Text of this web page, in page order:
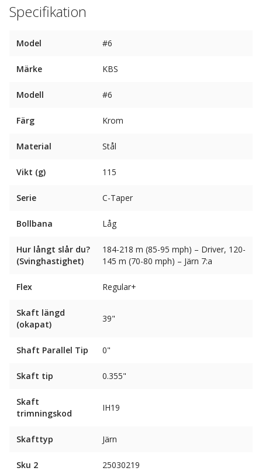
Specifikation
Model #6
Märke KBS
Modell #6
Färg Krom
Material Stål
Vikt (g) 115
Serie C-Taper
Bollbana Låg
Hur långt slår du?
(Svinghastighet)
184-218 m (85-95 mph) – Driver, 120-
145 m (70-80 mph) – Järn 7:a
Flex Regular+
Skaft längd
(okapat)
39"
Shaft Parallel Tip 0"
Skaft tip 0.355"
Skaft
trimningskod
IH19
Skafttyp Järn
Sku 2 25030219